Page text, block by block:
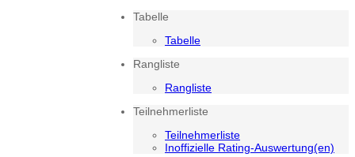
Tabelle
Tabelle
Rangliste
Rangliste
Teilnehmerliste
Teilnehmerliste
Inoffizielle Rating-Auswertung(en)